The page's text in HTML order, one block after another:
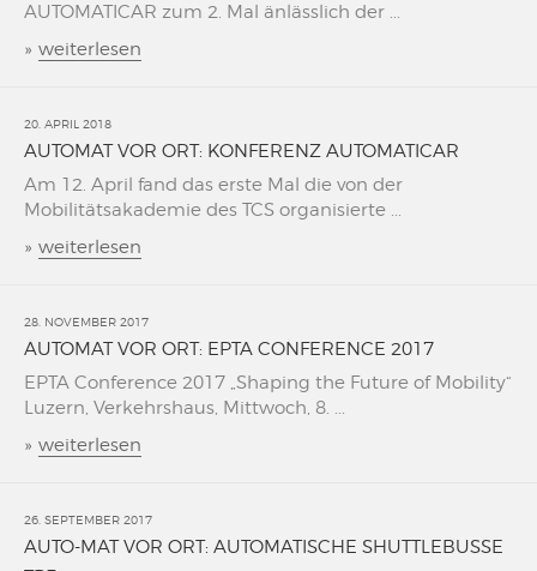
AUTOMATICAR zum 2. Mal änlässlich der ...
» weiterlesen
20. APRIL 2018
AUTOMAT VOR ORT: KONFERENZ AUTOMATICAR
Am 12. April fand das erste Mal die von der
Mobilitätsakademie des TCS organisierte ...
» weiterlesen
28. NOVEMBER 2017
AUTOMAT VOR ORT: EPTA CONFERENCE 2017
EPTA Conference 2017 „Shaping the Future of Mobility“
Luzern, Verkehrshaus, Mittwoch, 8. ...
» weiterlesen
26. SEPTEMBER 2017
AUTO-MAT VOR ORT: AUTOMATISCHE SHUTTLEBUSSE